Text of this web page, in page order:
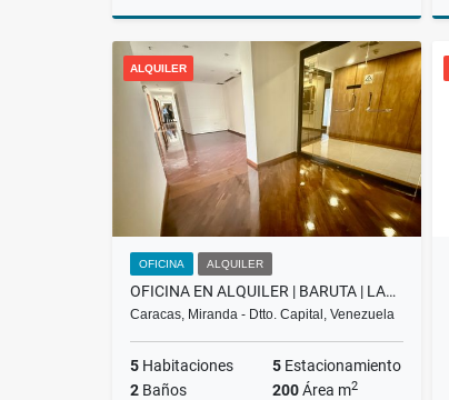
Alquiler
US$2,800
ALQUILER
OFICINA ALQUILER
OFICINA EN ALQUILER | BARUTA | LAS MERCEDES | NEGOCIABLE 3.200$ LCM
Caracas, Miranda - Dtto. Capital, Venezuela
5 Habitaciones 5 Estacionamiento
2 Baños 200Área m2